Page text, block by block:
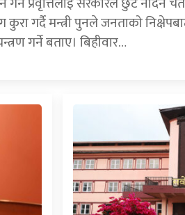
कुरा गर्दै मन्त्री पुनले जनताको
गर्ने बताए। बिहीवार…